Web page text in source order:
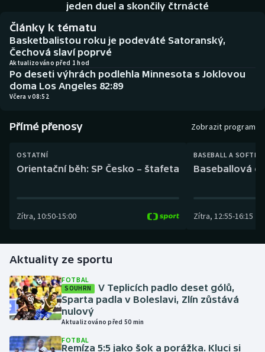
Baseball a softbal
Basketbal
Biatlon
Boby a skeleton
Box
Curling
Golf
Gymnastika
Házená
Jezdectví
Historické návraty
Aplikace ČT sport
AZ kvíz
jeden duel a skončily čtrnácté
Články k tématu
Basketbalistou roku je podeváté Satoranský,
Čechová slaví poprvé
Aktualizováno před 1 hod
Po deseti výhrách podlehla Minnesota s Joklovou
doma Los Angeles 82:89
Včera v 08:52
Přímé přenosy Zobrazit program
OSTATNÍ
Orientační běh: SP Česko – štafeta
Zítra, 10:50-15:00
BASEBALL A
Baseballová
Zítra, 12:55-16:15
Aktuality ze sportu
FOTBAL
SOUHRN
V Teplicích padlo deset gólů,
Sparta padla v Boleslavi, Zlín zůstává
nulový
Aktualizováno před 50 min
FOTBAL
Remíza 5:5 jako šok a porážka. Kluci si